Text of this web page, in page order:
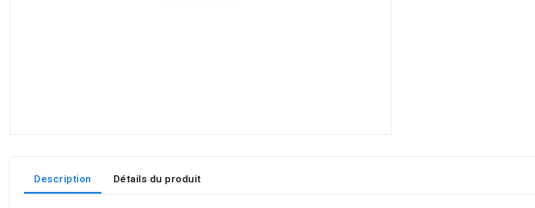
Description Détails du produit